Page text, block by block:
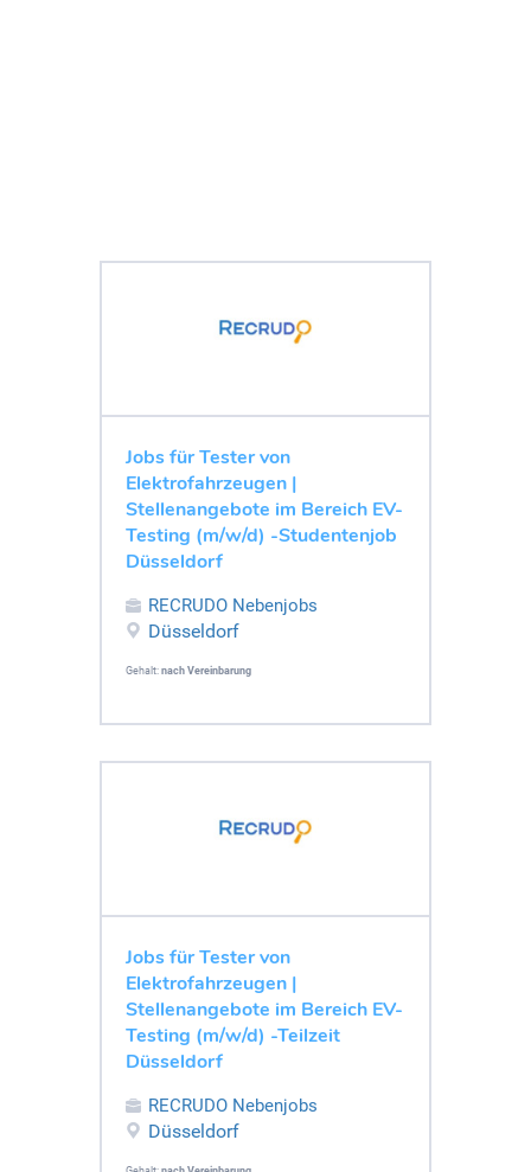
Jobs für Tester von
Elektrofahrzeugen |
Stellenangebote im Bereich EV-
Testing (m/w/d) -Studentenjob
Düsseldorf
RECRUDO Nebenjobs
Düsseldorf
Gehalt: nach Vereinbarung
Jobs für Tester von
Elektrofahrzeugen |
Stellenangebote im Bereich EV-
Testing (m/w/d) -Teilzeit
Düsseldorf
RECRUDO Nebenjobs
Düsseldorf